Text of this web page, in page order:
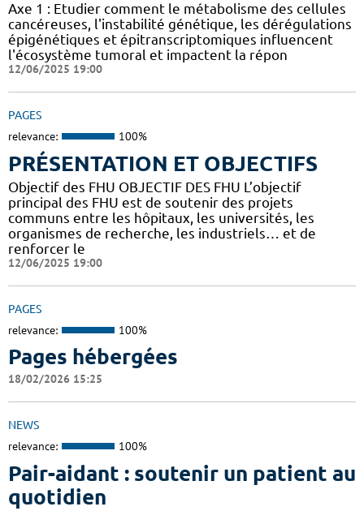
Axe 1 : Etudier comment le métabolisme des cellules
cancéreuses, l'instabilité génétique, les dérégulations
épigénétiques et épitranscriptomiques influencent
l'écosystème tumoral et impactent la répon
12/06/2025 19:00
PAGES
relevance: 100%
PRÉSENTATION ET OBJECTIFS
Objectif des FHU OBJECTIF DES FHU L’objectif
principal des FHU est de soutenir des projets
communs entre les hôpitaux, les universités, les
organismes de recherche, les industriels… et de
renforcer le
12/06/2025 19:00
PAGES
relevance: 100%
Pages hébergées
18/02/2026 15:25
NEWS
relevance: 100%
Pair-aidant : soutenir un patient au
quotidien